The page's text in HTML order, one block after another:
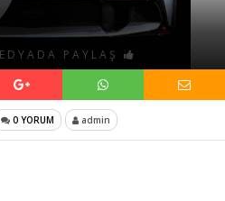
PAYLAŞ
0 YORUM admin